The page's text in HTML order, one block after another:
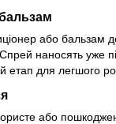
або бальзам
наносять уже
етап для легшого
або